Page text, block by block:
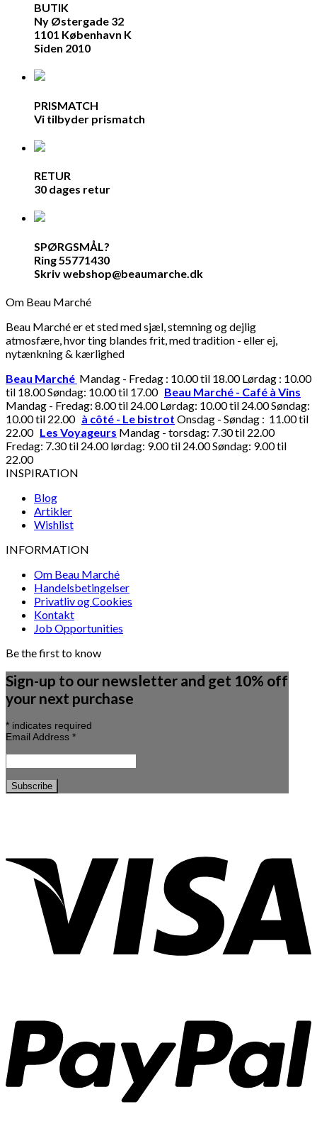
BUTIK
Ny Østergade 32
1101 København K
Siden 2010
PRISMATCH
Vi tilbyder prismatch
RETUR
30 dages retur
SPØRGSMÅL?
Ring 55771430
Skriv webshop@beaumarche.dk
Om Beau Marché
Beau Marché er et sted med sjæl, stemning og dejlig
atmosfære, hvor ting blandes frit, med tradition - eller ej,
nytænkning & kærlighed
Beau Marché Mandag - Fredag : 10.00 til 18.00 Lørdag : 10.00
til 18.00 Søndag: 10.00 til 17.00 Beau Marché - Café à Vins
Mandag - Fredag: 8.00 til 24.00 Lørdag: 10.00 til 24.00 Søndag:
10.00 til 22.00 à côté - Le bistrot Onsdag - Søndag : 11.00 til
22.00 Les Voyageurs Mandag - torsdag: 7.30 til 22.00
Fredag: 7.30 til 24.00 lørdag: 9.00 til 24.00 Søndag: 9.00 til
22.00
INSPIRATION
Blog
Artikler
Wishlist
INFORMATION
Om Beau Marché
Handelsbetingelser
Privatliv og Cookies
Kontakt
Job Opportunities
Be the first to know
Sign-up to our newsletter and get 10% off
your next purchase
* indicates required
Email Address *